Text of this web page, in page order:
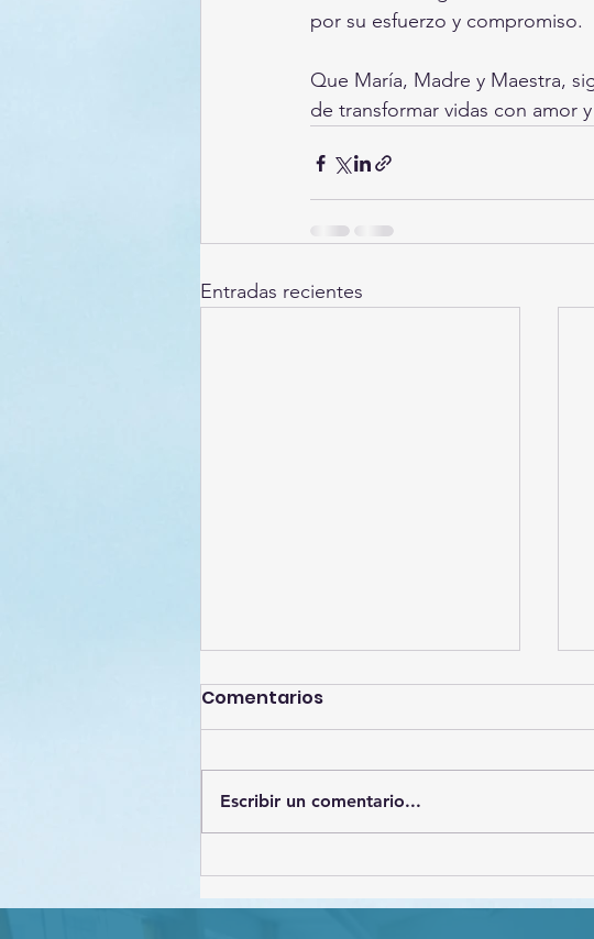
por su esfuerzo y compromiso.
Que María, Madre y Maestra,
de transformar vidas con amor
Entradas recientes
Estrategias de
Protección de datos
Comentarios
Escribir un comentario...